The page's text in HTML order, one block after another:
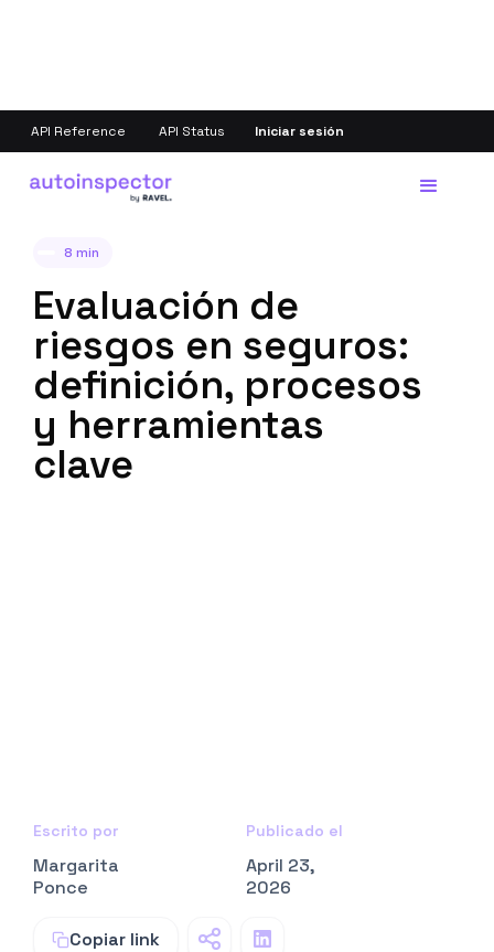
API Reference API Status Iniciar sesión
Volver
8 min
Evaluación de
riesgos en seguros:
definición, procesos
y herramientas
clave
Escrito por
Margarita
Ponce
Publicado el
April 23,
2026
Copiar link